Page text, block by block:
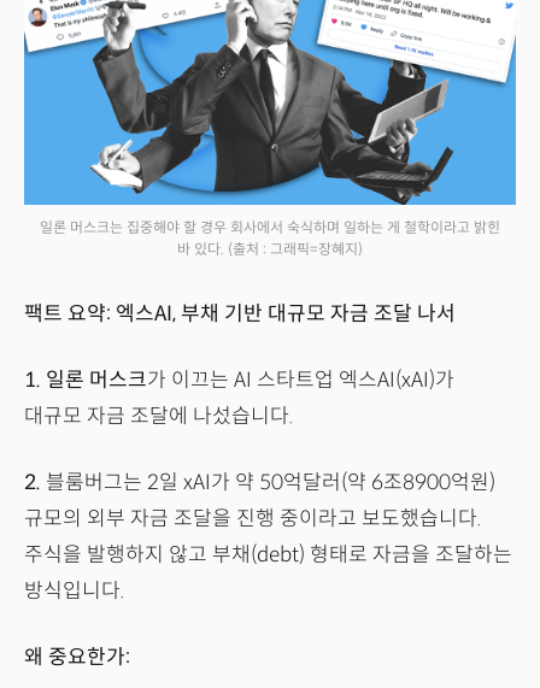
일론 머스크는 집중해야 할 경우 회사에서 숙식하며 일하는 게 철학이라고 밝힌
바 있다. (출처 : 그래픽=장혜지)
팩트 요약: 엑스AI, 부채 기반 대규모 자금 조달 나서
1. 일론 머스크가 이끄는 AI 스타트업 엑스AI(xAI)가
대규모 자금 조달에 나섰습니다.
2. 블룸버그는 2일 xAI가 약 50억달러(약 6조8900억원)
규모의 외부 자금 조달을 진행 중이라고 보도했습니다.
주식을 발행하지 않고 부채(debt) 형태로 자금을 조달하는
방식입니다.
왜 중요한가: